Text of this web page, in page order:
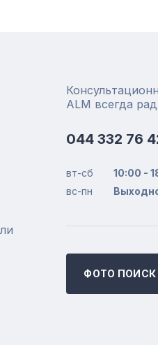
ALM всегда
044 332 76
вт-сб
10:00 -
вс-пн
ФОТО ПОИСК